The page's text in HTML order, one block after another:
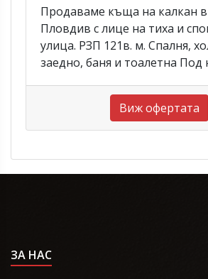
Продаваме къща на калкан
Пловдив с лице на тиха и
улица. РЗП 121в. м. Спалня,
заедно, баня и тоалетна Под
Виж офертата
ЗА НАС